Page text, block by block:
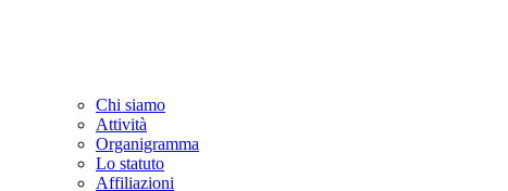
Chi siamo
Attività
Organigramma
Lo statuto
Affiliazioni